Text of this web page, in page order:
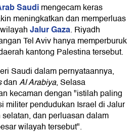
Saudimengecam keras
meningkatkan dan memperluas
Jalur Gaza. Riyadh
Tel Aviv hanya memperburuk
kantong Palestina tersebut.
Saudi dalam pernyataannya,
danAl Arabiya, Selasa
kecaman dengan "istilah paling
militer pendudukan Israel di Jalur
dan perluasan dalam
wilayah tersebut".